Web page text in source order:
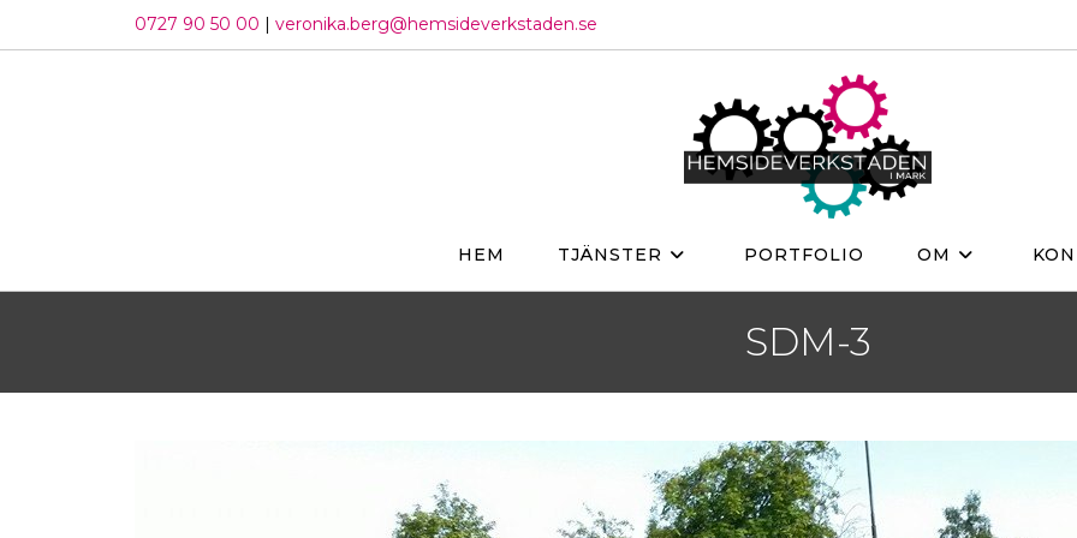
0727 90 50 00 | veronika.berg@hemsideverkstaden.se
HEM TJÄNSTER PORTFOLIO OM
SDM-3